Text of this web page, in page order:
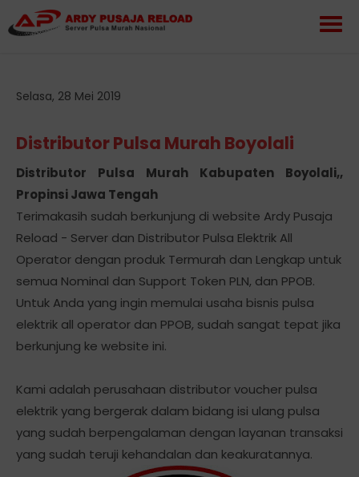
Selasa, 28 Mei 2019
Distributor Pulsa Murah Boyolali
Distributor Pulsa Murah Kabupaten Boyolali,,
Propinsi Jawa Tengah
Terimakasih sudah berkunjung di website Ardy Pusaja
Reload - Server dan Distributor Pulsa Elektrik All
Operator dengan produk Termurah dan Lengkap untuk
semua Nominal dan Support Token PLN, dan PPOB.
Untuk Anda yang ingin memulai usaha bisnis pulsa
elektrik all operator dan PPOB, sudah sangat tepat jika
berkunjung ke website ini.
Kami adalah perusahaan distributor voucher pulsa
elektrik yang bergerak dalam bidang isi ulang pulsa
yang sudah berpengalaman dengan layanan transaksi
yang sudah teruji kehandalan dan keakuratannya.